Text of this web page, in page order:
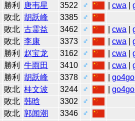
勝利 唐韦星 3522 ♂ |cwa |
敗北 胡跃峰 3385
♂
敗北 古霊益 3462 ♂ |cwa |
敗北 李康 3373 ♂ |cwa |
勝利 赵宝龙 3162 ♂ |cwa |
勝利 牛雨田 3410 ♂ |cwa |
勝利 胡跃峰 3378 ♂ |go4go
敗北 桂文波 3244 ♂ |go4go
敗北 韩晗 3302
♂
敗北 郭闻潮 3346
♂